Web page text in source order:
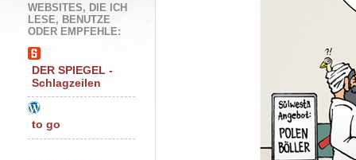
WEBSITES, DIE ICH
LESE, BENUTZE
ODER EMPFEHLE:
DER SPIEGEL -
Schlagzeilen
to go